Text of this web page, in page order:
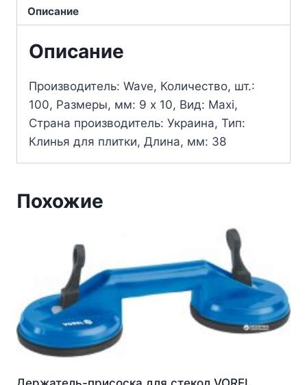
Описание
Описание
Производитель: Wave, Количество, шт.:
100, Размеры, мм: 9 х 10, Вид: Maxi,
Страна производитель: Украина, Тип:
Клинья для плитки, Длина, мм: 38
Похожие